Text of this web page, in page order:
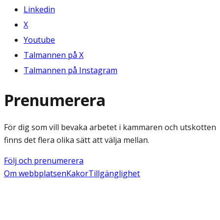
Linkedin
X
Youtube
Talmannen på X
Talmannen på Instagram
Prenumerera
För dig som vill bevaka arbetet i kammaren och utskotten
finns det flera olika sätt att välja mellan.
Följ och prenumerera
Om webbplatsenKakorTillgänglighet